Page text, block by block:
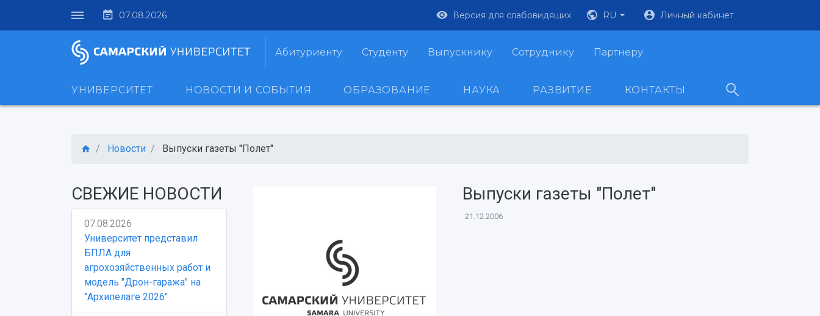
07.08.2026 Версия для слабовидящих RU Личный кабинет
Абитуриенту Студенту Выпускнику Сотруднику Партнеру
УНИВЕРСИТЕТ НОВОСТИ И СОБЫТИЯ ОБРАЗОВАНИЕ НАУКА РАЗВИТИЕ КОНТАКТЫ
Новости Выпуски газеты "Полет"
СВЕЖИЕ НОВОСТИ
07.08.2026
Университет представил
БПЛА для
агрохозяйственных работ и
модель "Дрон-гаража" на
"Архипелаге 2026"
Выпуски газеты "Полет"
21.12.2006